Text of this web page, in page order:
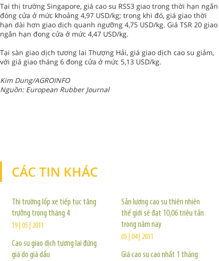
Tại thị trường Singapore, giá cao su RSS3 giao trong thời hạn ngắn
đóng cửa ở mức khoảng 4,97 USD/kg; trong khi đó, giá giao thời
hạn dài hơn giao dịch quanh ngưỡng 4,75 USD/kg. Giá TSR 20 giao
ngắn hạn đong cửa ở mức 4,47 USD/kg.
Tại sàn giao dịch tương lai Thượng Hải, giá giao dịch cao su giảm,
với giá giao tháng 6 đong cửa ở mức 5,13 USD/kg.
Kim Dung/AGROINFO
Nguồn: European Rubber Journal
CÁC TIN KHÁC
Thị trường lốp xe tiếp tục tăng
trưởng trong tháng 4
19 | 05 | 2011
Cao su giao dịch tương lai đứng
giá do giá dầu
Sản lượng cao su thiên nhiên
thế giới sẽ đạt 10,06 triệu tấn
trong năm nay
05 | 04 | 2011
Giá cao su cao nhất 1 tháng